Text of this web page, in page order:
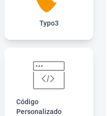
Typo3
Código
Personalizado